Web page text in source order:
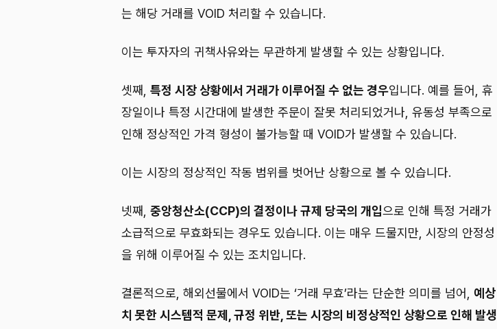
는 해당 거래를 VOID 처리할 수 있습니다.
이는 투자자의 귀책사유와는 무관하게 발생할 수 있는 상황입니다.
셋째, 특정 시장 상황에서 거래가 이루어질 수 없는 경우입니다. 예를 들어, 휴
장일이나 특정 시간대에 발생한 주문이 잘못 처리되었거나, 유동성 부족으로
인해 정상적인 가격 형성이 불가능할 때 VOID가 발생할 수 있습니다.
이는 시장의 정상적인 작동 범위를 벗어난 상황으로 볼 수 있습니다.
넷째, 중앙청산소(CCP)의 결정이나 규제 당국의 개입으로 인해 특정 거래가
소급적으로 무효화되는 경우도 있습니다. 이는 매우 드물지만, 시장의 안정성
을 위해 이루어질 수 있는 조치입니다.
결론적으로, 해외선물에서 VOID는 ‘거래 무효’라는 단순한 의미를 넘어, 예상
치 못한 시스템적 문제, 규정 위반, 또는 시장의 비정상적인 상황으로 인해 발생